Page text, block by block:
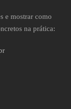
e mostrar como
na prática: